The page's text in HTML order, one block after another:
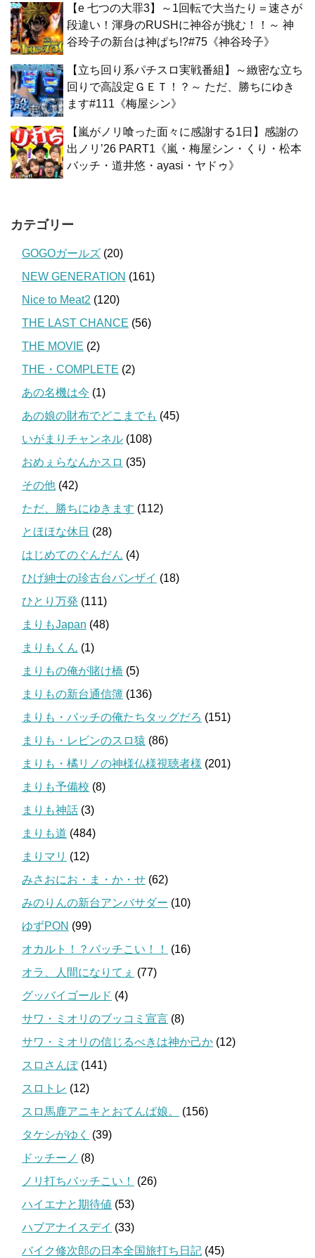
【e 七つの大罪3】～1回転で大当たり＝速さが
段違い！渾身のRUSHに神谷が挑む！！～ 神
谷玲子の新台は神ぱち!?#75《神谷玲子》
【立ち回り系パチスロ実戦番組】～緻密な立ち
回りで高設定ＧＥＴ！？～ ただ、勝ちにゆき
ます#111《梅屋シン》
【嵐がノリ喰った面々に感謝する1日】感謝の
出ノリ’26 PART1《嵐・梅屋シン・くり・松本
バッチ・道井悠・ayasi・ヤドゥ》
カテゴリー
GOGOガールズ (20)
NEW GENERATION (161)
Nice to Meat2 (120)
THE LAST CHANCE (56)
THE MOVIE (2)
THE・COMPLETE (2)
あの名機は今 (1)
あの娘の財布でどこまでも (45)
いがまりチャンネル (108)
おめぇらなんかスロ (35)
その他 (42)
ただ、勝ちにゆきます (112)
とほほな休日 (28)
はじめてのぐんだん (4)
ひげ紳士の珍古台バンザイ (18)
ひとり万発 (111)
まりもJapan (48)
まりもくん (1)
まりもの俺が賭け橋 (5)
まりもの新台通信簿 (136)
まりも・バッチの俺たちタッグだろ (151)
まりも・レビンのスロ猿 (86)
まりも・橘リノの神様仏様視聴者様 (201)
まりも予備校 (8)
まりも神話 (3)
まりも道 (484)
まりマリ (12)
みさおにお・ま・か・せ (62)
みのりんの新台アンバサダー (10)
ゆずPON (99)
オカルト！？バッチこい！！
(16)
オラ、人間になりてぇ (77)
グッバイゴールド (4)
サワ・ミオリのブッコミ宣言 (8)
サワ・ミオリの信じるべきは神か己か (12)
スロさんぽ(141)
スロトレ (12)
スロ馬鹿アニキとおてんば娘。
(156)
タケシがゆく
(39)
ドッチーノ (8)
ノリ打ちバッチこい！
(26)
ハイエナと期待値 (53)
ハブアナイスデイ (33)
バイク修次郎の日本全国旅打ち日記 (45)